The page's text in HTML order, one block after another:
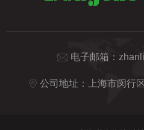
电子邮箱：
公司地址：上海市闵行